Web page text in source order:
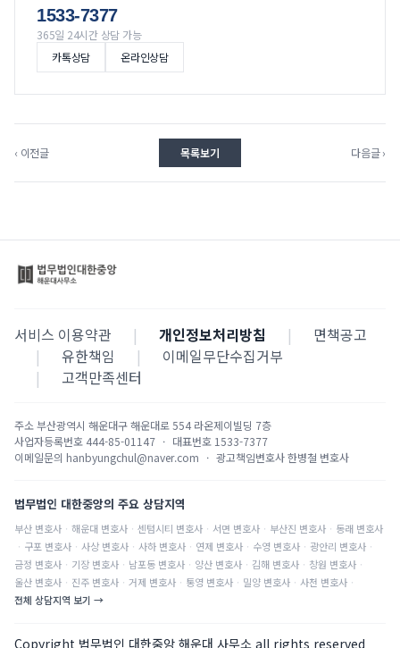
1533-7377
365일 24시간 상담 가능
카톡상담
온라인상담
‹ 이전글 목록보기 다음글 ›
서비스 이용약관 | 개인정보처리방침 |
면책공고
|
유한책임 |
이메일무단수집거부
|
고객만족센터
주소부산광역시 해운대구 해운대로 554 라온제이빌딩 7층
사업자등록번호 444-85-01147 · 대표번호 1533-7377
이메일문의 hanbyungchul@naver.com · 광고책임변호사한병철 변호사
법무법인 대한중앙의 주요 상담지역
부산 변호사 · 해운대 변호사 · 센텀시티 변호사 · 서면 변호사 · 부산진 변호사 · 동래 변호사
· 구포 변호사 · 사상 변호사 · 사하 변호사 · 연제 변호사 · 수영 변호사 · 광안리 변호사 ·
금정 변호사 · 기장 변호사 · 남포동 변호사 · 양산 변호사 · 김해 변호사 · 창원 변호사 ·
울산 변호사 · 진주 변호사 · 거제 변호사 · 통영 변호사 · 밀양 변호사 · 사천 변호사 ·
전체 상담지역 보기 →
Copyright 법무법인 대한중앙 해운대 사무소 all rights reserved